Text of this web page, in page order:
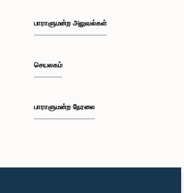
பாராளுமன்ற அலுவல்கள்
செயலகம்
பாராளுமன்ற நேரலை